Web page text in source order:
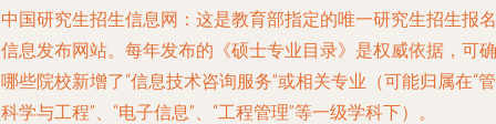
中国研究生招生信息网 ：这是教育部指定的唯一研究生招生报名
息发布网站。每年发布的《硕士专业目录》是权威依据，可确
些院校新增了“信息技术咨询服务”或相关专业（可能归属在“管
学与工程”、“电子信息”、“工程管理”等一级学科下）。